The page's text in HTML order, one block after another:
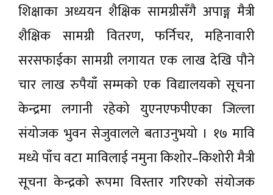
शिक्षाका अध्ययन शैक्षिक सामग्रीसँगै अपाङ्ग मैत्री
शैक्षिक सामग्री वितरण, फर्निचर, महिनावारी
सरसफाईका सामग्री लगायत एक लाख देखि पौने
चार लाख रुपैयाँ सम्मको एक विद्यालयको सूचना
केन्द्रमा लगानी रहेको युएनएफपीएका जिल्ला
संयोजक भुवन सेजुवालले बताउनुभयो । १७ मावि
मध्ये पाँच वटा माविलाई नमुना किशोर–किशोरी मैत्री
सूचना केन्द्रको रूपमा विस्तार गरिएको संयोजक